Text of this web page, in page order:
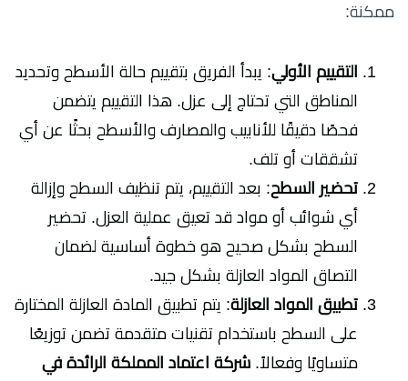
ممكنة:
التقييم الأولي: يبدأ الفريق بتقييم حالة الأسطح وتحديد
المناطق التي تحتاج إلى عزل. هذا التقييم يتضمن
فحصًا دقيقًا للأنابيب والمصارف والأسطح بحثًا عن أي
تشققات أو تلف.
تحضير السطح: بعد التقييم، يتم تنظيف السطح وإزالة
أي شوائب أو مواد قد تعيق عملية العزل. تحضير
السطح بشكل صحيح هو خطوة أساسية لضمان
التصاق المواد العازلة بشكل جيد.
تطبيق المواد العازلة: يتم تطبيق المادة العازلة المختارة
على السطح باستخدام تقنيات متقدمة تضمن توزيعًا
متساويًا وفعالاً. شركة اعتماد المملكة الرائدة في